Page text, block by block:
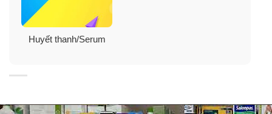
Huyết thanh/Serum